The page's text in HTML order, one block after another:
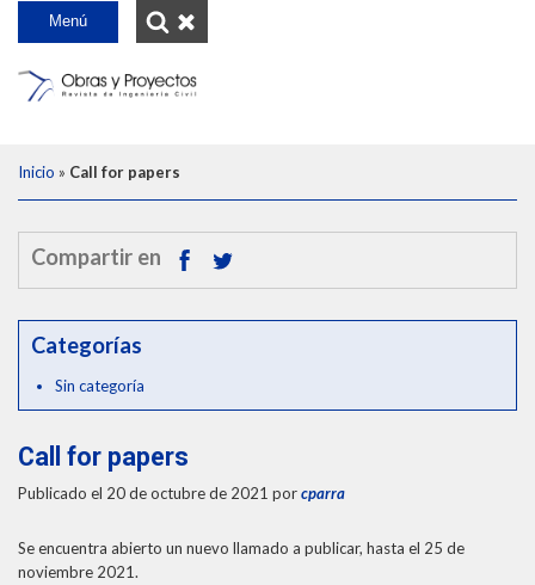
Menú
INICIO
CUERPO EDITORIAL
INSTRUCCIONES PARA AUTORES
Año 2023
Año 2021
Año 2020
Años 2018 -2009
Año 2006
OYP UCSC
Inicio » Call for papers
Call for papers
Publicado el 20 de octubre de 2021 porcparra
Se encuentra abierto un nuevo llamado a publicar, hasta el 25 de
noviembre 2021.
Compartir en
Categorías
Sin categoría